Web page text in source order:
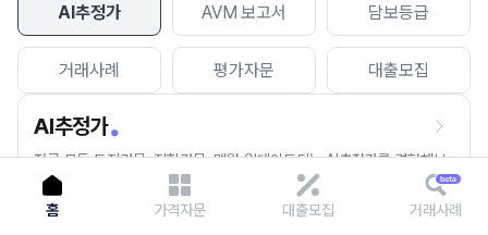
AI추정가 AVM 보고서 담보등급
거래사례 평가자문 대출모집
AI추정가
전국 모든 토지건물, 집합건물, 매월 업데이트되는 AI추정가를 경험해보
세요.
홈 가격자문 대출모집 거래사례